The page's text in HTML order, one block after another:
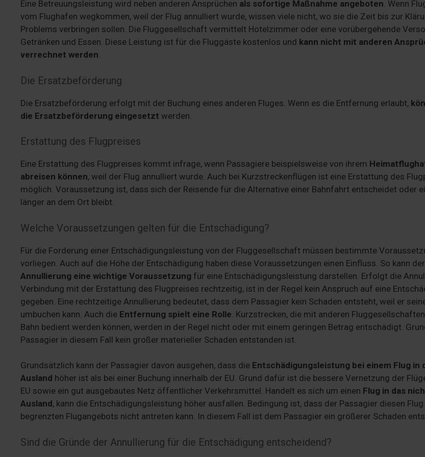
Eine Betreuungsleistung wird neben anderen Ansprüchen als sofortige Maßnahme angeboten. Wenn
vom Flughafen wegkommen, weil der Flug annulliert wurde, wissen viele nicht, wo sie die Zeit bis zur
Problems verbringen sollen. Die Fluggesellschaft vermittelt Hotelzimmer oder eine vorübergehende
Getränken und Essen. Diese Leistung ist für die Fluggäste kostenlos und kann nicht mit anderen
verrechnet werden.
Die Ersatzbeförderung
Die Ersatzbeförderung erfolgt mit der Buchung eines anderen Fluges. Wenn es die Entfernung erlaubt,
die Ersatzbeförderung eingesetzt werden.
Erstattung des Flugpreises
Eine Erstattung des Flugpreises kommt infrage, wenn Passagiere beispielsweise von ihrem
abreisen können, weil der Flug annulliert wurde. Auch bei Kurzstreckenflügen ist eine Erstattung des
möglich. Voraussetzung ist, dass sich der Reisende für die Alternative einer Bahnfahrt entscheidet oder
länger an dem Ort bleibt.
Welche Voraussetzungen gelten für die Entschädigung?
Für die Forderung einer Entschädigungsleistung von der Fluggesellschaft müssen bestimmte
vorliegen. Auch auf die Höhe der Entschädigung haben diese Voraussetzungen einen Einfluss. So kann der
Annullierung eine wichtige Voraussetzung für eine Entschädigungsleistung darstellen. Erfolgt die
Verbindung mit der Erstattung des Flugpreises rechtzeitig, ist in der Regel kein Anspruch auf eine
gegeben. Eine rechtzeitige Annullierung bedeutet, dass dem Passagier kein Schaden entsteht, weil er
umbuchen kann. Auch die Entfernung spielt eine Rolle . Kurzstrecken, die mit anderen
Bahn bedient werden können, werden in der Regel nicht oder mit einem geringen Betrag entschädigt.
Passagier in diesem Fall kein großer materieller Schaden entstanden ist.
Grundsätzlich kann der Passagier davon ausgehen, dass die Entschädigungsleistung bei einem Flug in
Ausland höher ist als bei einer Buchung innerhalb der EU. Grund dafür ist die bessere Vernetzung der
EU sowie ein gut ausgebautes Netz öffentlicher Verkehrsmittel. Handelt es sich um einen Flug in das
Ausland, kann die Entschädigungsleistung höher ausfallen. Bedingung ist, dass der Passagier diesen
begrenzten Flugangebots nicht antreten kann. In diesem Fall ist dem Passagier ein größerer Schaden
Sind die Gründe der Annullierung für die Entschädigung entscheidend?